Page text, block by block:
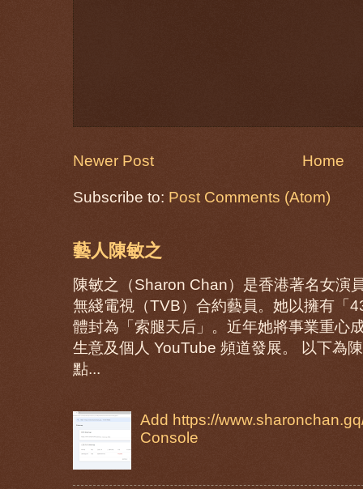
Newer Post Home
Subscribe to: Post Comments (Atom)
藝人陳敏之
陳敏之（Sharon Chan）是香港著名女演
無綫電視（TVB）合約藝員。她以擁有「
體封為「索腿天后」。近年她將事業重心
生意及個人 YouTube 頻道發展。 以下為
點...
Add https://
Console